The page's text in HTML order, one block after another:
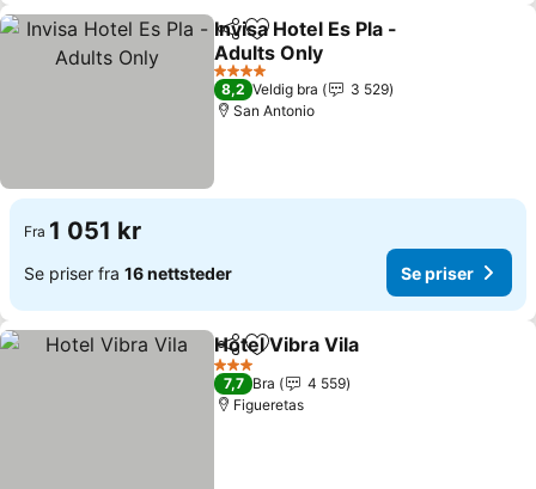
Del Legg til i favoritter
Invisa Hotel Es Pla -
Adults Only
Se priser
4 Stjerner
8,2 Veldig bra
3 529
San Antonio
Fra 1 051 kr
Se priser fra 16 nettsteder Se priser
Del Legg til i favoritter
Hotel Vibra Vila
3 Stjerner
7,7 Bra
4 559
Figueretas